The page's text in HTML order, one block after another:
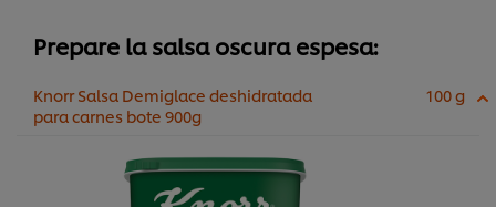
Prepare la salsa oscura espesa:
Knorr Salsa Demiglace deshidratada
para carnes bote 900g
100 g